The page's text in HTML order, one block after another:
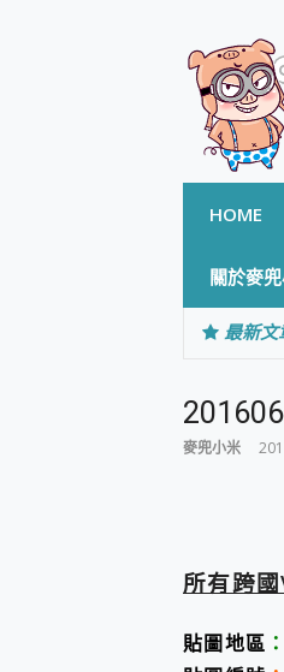
HOME
關於麥
最新文
麥兜小米
所有跨
貼圖地區